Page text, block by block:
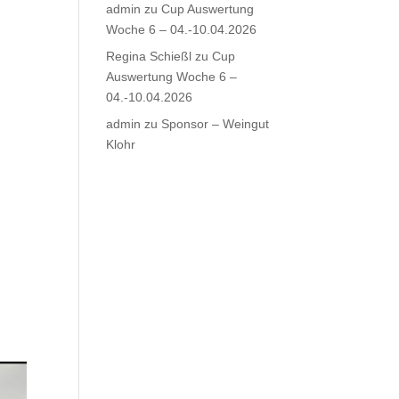
admin zuCup Auswertung
Woche 6 – 04.-10.04.2026
Regina Schießl zuCup
Auswertung Woche 6 –
04.-10.04.2026
admin zu Sponsor – Weingut
Klohr